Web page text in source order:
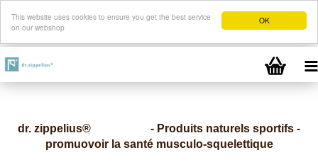
OK
This website uses cookies to ensure you get the best service
on our webshop
dr. zippelius® - Produits naturels sportifs -
promuovoir la santé musculo-squelettique